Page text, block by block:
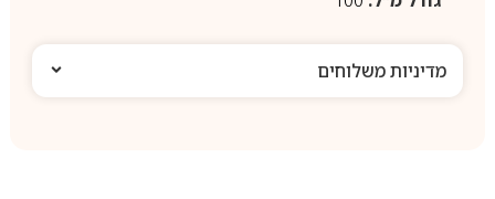
מדיניות משלוחים